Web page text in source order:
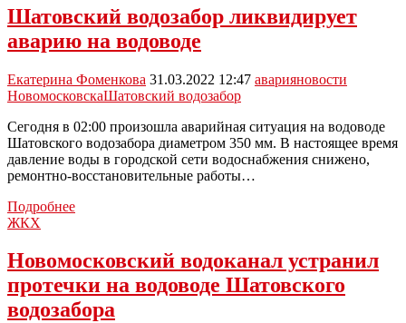
Шатовском
водозаборе
в
перенесли
на
неделю
Шатовский водозабор ликвидирует
аварию на водоводе
Екатерина Фоменкова 31.03.2022 12:47 аварияновости
НовомосковскаШатовский водозабор
Сегодня в 02:00 произошла аварийная ситуация на водоводе
Шатовского водозабора диаметром 350 мм. В настоящее время
давление воды в городской сети водоснабжения снижено,
ремонтно-восстановительные работы…
ПодробнееШатовский
аварию
на
водоводе
ЖКХ
Новомосковский водоканал устранил
протечки на водоводе Шатовского
водозабора